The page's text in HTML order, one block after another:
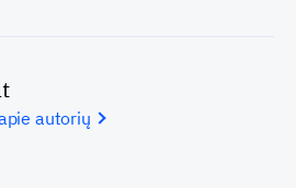
autorių